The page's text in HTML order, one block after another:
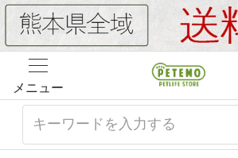
メニュー